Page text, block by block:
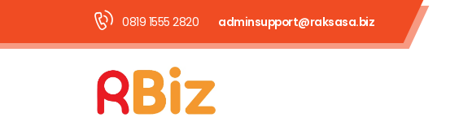
0819 1555 2820 adminsupport@raksasa.biz